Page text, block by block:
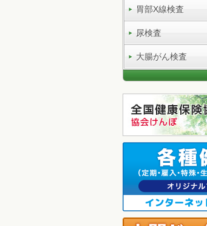
胃部X線検査
尿検査
大腸がん検査